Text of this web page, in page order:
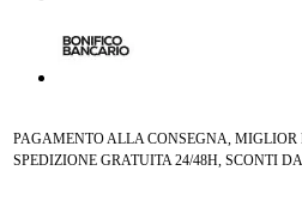
PAGAMENTO ALLA CONSEGNA, MIGLIOR
SPEDIZIONE GRATUITA 24/48H, SCONTI